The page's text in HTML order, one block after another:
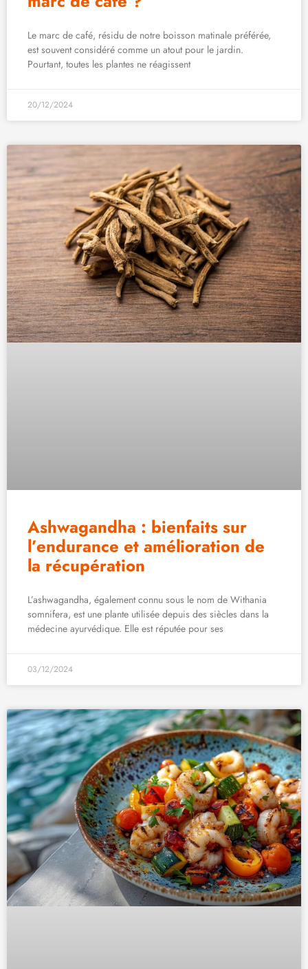
Le marc de café, résidu de notre boisson matinale préférée,
est souvent considéré comme un atout pour le jardin.
Pourtant, toutes les plantes ne réagissent
20/12/2024
Ashwagandha : bienfaits sur
l’endurance et amélioration de
la récupération
L’ashwagandha, également connu sous le nom de Withania
somnifera, est une plante utilisée depuis des siècles dans la
médecine ayurvédique. Elle est réputée pour ses
03/12/2024